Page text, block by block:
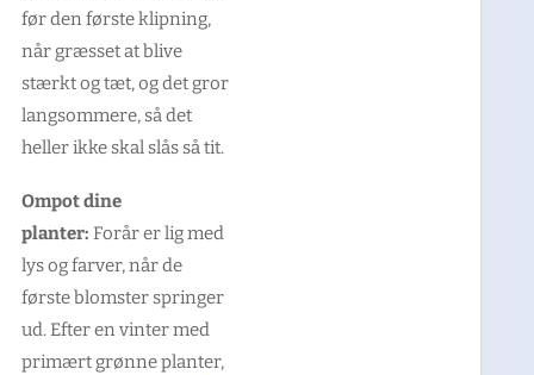
før den første klipning,
når græsset at blive
stærkt og tæt, og det gror
langsommere, så det
heller ikke skal slås så tit.
Ompot dine
planter:Forår er lig med
lys og farver, når de
første blomster springer
ud. Efter en vinter med
primært grønne planter,